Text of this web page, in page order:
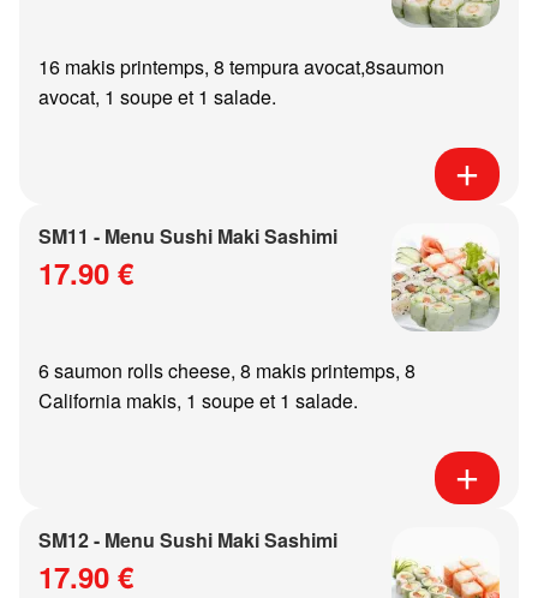
16 makis printemps, 8 tempura avocat,8saumon
avocat, 1 soupe et 1 salade.
SM11 - Menu Sushi Maki Sashimi
17.90 €
6 saumon rolls cheese, 8 makis printemps, 8
California makis, 1 soupe et 1 salade.
SM12 - Menu Sushi Maki Sashimi
17.90 €